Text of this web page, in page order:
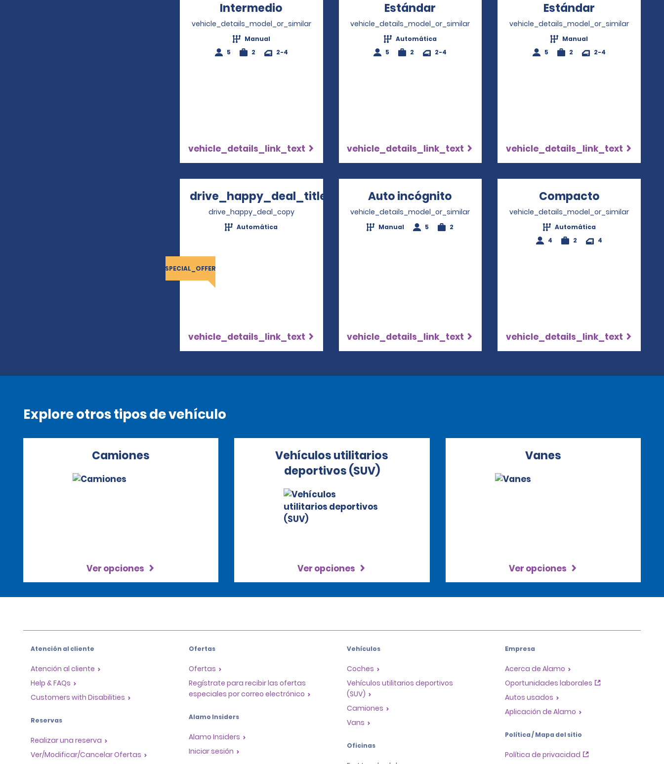
Intermedio Opens in a new window
vehicle_details_model_or_similar
Manual
5
2 2-4
vehicle_details_link_text
Estándar Opens in a new window
vehicle_details_model_or_similar
Automática
5
2 2-4
vehicle_details_link_text
Estándar
vehicle_details_model_or_similar
Manual
5
2 2-4
vehicle_details_link_text
drive_happy_deal_title
Opens in a new window
drive_happy_deal_copy
Automática
SPECIAL_OFFER
vehicle_details_link_text
Auto incógnito Opens in a new window
vehicle_details_model_or_similar
Manual 5 2
vehicle_details_link_text
Compacto
vehicle_details_model_or_similar
Automática
4
2 4
vehicle_details_link_text
Explore otros tipos de vehículo
Camiones
Ver opciones
Vehículos utilitarios
deportivos (SUV)
Ver opciones
Vanes
Ver opciones
Atención al cliente
Atención al cliente
Help & FAQs
Customers with Disabilities
Reservas
Realizar una reserva
Ver/Modificar/Cancelar Ofertas
Ofertas
Ofertas
Regístrate para recibir las ofertas
especiales por correo electrónico
Alamo Insiders
Alamo Insiders
Iniciar sesión
Vehículos
Coches
Vehículos utilitarios deportivos
(SUV)
Camiones
Vans
Oficinas
Empresa
Acerca de Alamo
Oportunidades laborales
Autos usados
Aplicación de Alamo
Política / Mapa del sitio
Política de privacidad